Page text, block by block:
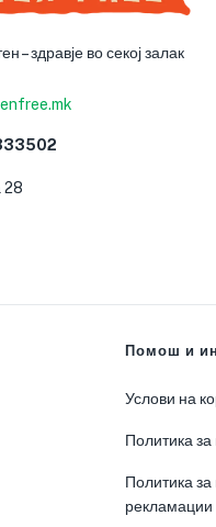
– здравје во секој залак
28
Помош и
Услови на
Политика за
Политика
рекламации